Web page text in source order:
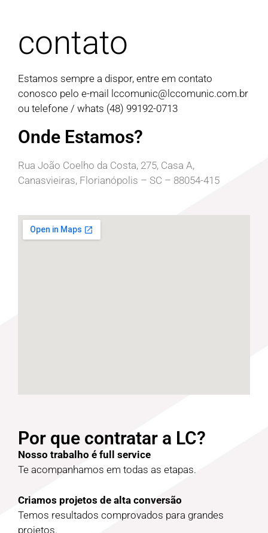
contato
Estamos sempre a dispor, entre em contato
conosco pelo e-mail lccomunic@lccomunic.com.br
ou telefone / whats (48) 99192-0713
Onde Estamos?
Rua João Coelho da Costa, 275, Casa A,
Canasvieiras, Florianópolis – SC – 88054-415
Por que contratar a LC?
Nosso trabalho é full service
Te acompanhamos em todas as etapas.
Criamos projetos de alta conversão
Temos resultados comprovados para grandes
projetos.